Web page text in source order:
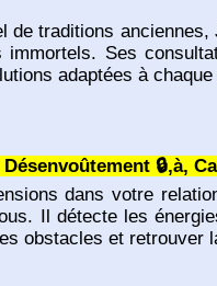
de traditions
Ses
adaptées à
🔒,à,
dans votre
Il détecte les
obstacles et retrouver